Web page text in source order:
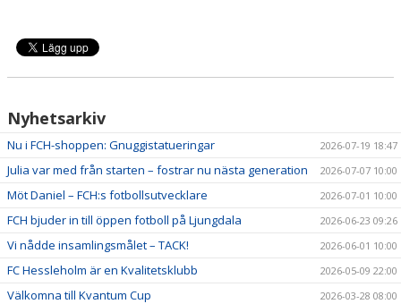
Nyhetsarkiv
Nu i FCH-shoppen: Gnuggistatueringar 2026-07-19 18:47
Julia var med från starten – fostrar nu nästa generation 2026-07-07 10:00
Möt Daniel – FCH:s fotbollsutvecklare 2026-07-01 10:00
FCH bjuder in till öppen fotboll på Ljungdala 2026-06-23 09:26
Vi nådde insamlingsmålet – TACK! 2026-06-01 10:00
FC Hessleholm är en Kvalitetsklubb 2026-05-09 22:00
Välkomna till Kvantum Cup 2026-03-28 08:00